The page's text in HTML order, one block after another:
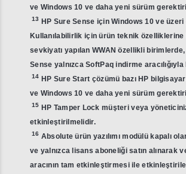
ve Windows 10 ve daha yeni sürüm
13 HP Sure Sense için Windows 10 ve
Kullanılabilirlik için ürün teknik özelliklerine
sevkiyatı yapılan WWAN özellikli
Sense yalnızca SoftPaq indirme
14 HP Sure Start çözümü bazı HP
ve Windows 10 ve daha yeni sürüm
15 HP Tamper Lock müşteri veya
etkinleştirilmelidir.
16 Absolute ürün yazılımı modülü kapalı
ve yalnızca lisans aboneliği satın alınarak
aracının tam etkinleştirmesi ile